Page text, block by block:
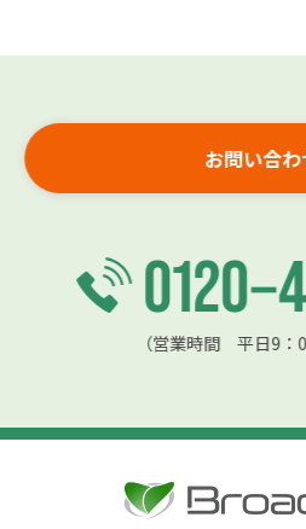
お問い合わ
（営業時間 平日9：